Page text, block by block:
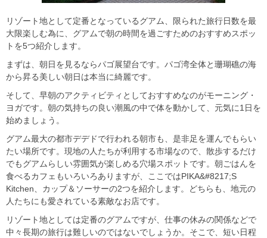
リゾート地として定番となっているグアム、限られた旅行日数を最
大限楽しむ為に、グアムで朝の時間を過ごすためのおすすめスポッ
トを5つ紹介します。
まずは、朝日を見るならパゴ展望台です。パゴ湾全体と珊瑚礁の海
から昇る美しい朝日は本当に綺麗です。
そして、早朝のアクティビティとしておすすめなのがモーニング・
ヨガです。朝の気持ちの良い潮風の中で体を動かして、元気に1日を
始めましょう。
グアム最大の都市デデドで行われる朝市も、是非足を運んでもらい
たい場所です。現地の人たちが利用する市場なので、散歩するだけ
でもグアムらしい雰囲気が楽しめる穴場スポットです。朝ごはんを
食べるカフェもいろいろありますが、ここではPIKA&#8217;S
Kitchen、カップ＆ソーサーの2つを紹介します。どちらも、地元の
人たちにも愛されている素敵なお店です。
リゾート地としては定番のグアムですが、仕事の休みの関係などで
中々長期の旅行は難しいのではないでしょうか。そこで、短い日程